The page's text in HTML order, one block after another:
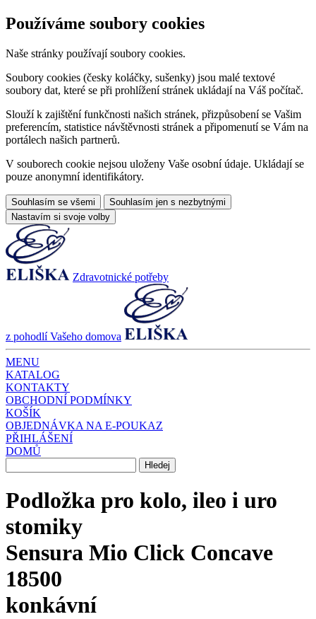
Používáme soubory cookies
Naše stránky používají soubory cookies.
Soubory cookies (česky koláčky, sušenky) jsou malé textové
soubory dat, které se při prohlížení stránek ukládají na Váš počítač.
Slouží k zajištění funkčnosti našich stránek, přizpůsobení se Vašim
preferencím, statistice návštěvnosti stránek a připomenutí se Vám na
portálech našich partnerů.
V souborech cookie nejsou uloženy Vaše osobní údaje. Ukládají se
pouze anonymní identifikátory.
Souhlasím se všemi
Souhlasím jen s nezbytnými
Nastavím si svoje volby
Zdravotnické potřeby
z pohodlí Vašeho domova
MENU
KATALOG
KONTAKTY
OBCHODNÍ PODMÍNKY
KOŠÍK
OBJEDNÁVKA NA E-POUKAZ
PŘIHLÁŠENÍ
DOMŮ
Podložka pro kolo, ileo i uro
stomiky
Sensura Mio Click Concave
18500
konkávní